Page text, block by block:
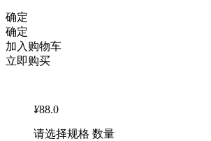
确定
确定
加入购物车
立即购买
¥88.0
请选择规格 数量